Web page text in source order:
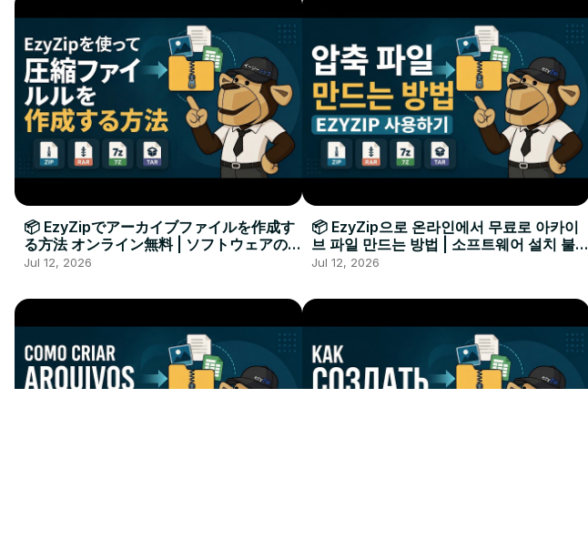
📦 EzyZipでアーカイブファイルを作成す
る方法 オンライン無料 | ソフトウェアのイ
ンストール不要
Jul 12, 2026
📦 EzyZip으로 온라인에서 무료로 아카이
브 파일 만드는 방법 | 소프트웨어 설치 불필
요
Jul 12, 2026